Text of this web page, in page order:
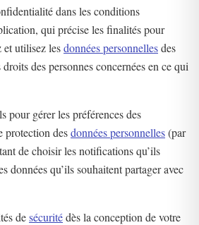
dans les conditions
qui précise les finalités pour
et utilisez lesdonnées personnellesdes
des personnes concernées en ce qui
pour gérer les préférences des
protection desdonnées personnelles(par
de choisir les notifications qu’ils
données qu’ils souhaitent partager avec
desécuritédès la conception de votre